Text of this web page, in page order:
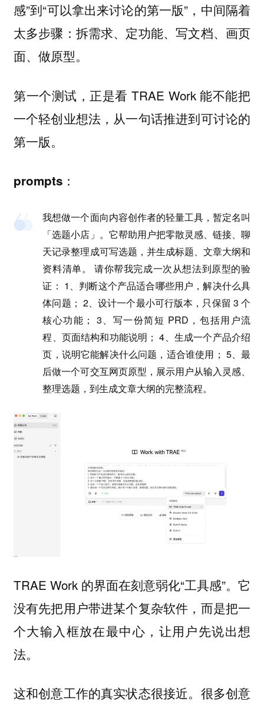
感”到“可以拿出来讨论的第一版”，中间隔着
太多步骤：拆需求、定功能、写文档、画页
面、做原型。
第一个测试，正是看 TRAE Work 能不能把
一个轻创业想法，从一句话推进到可讨论的
第一版。
prompts：
我想做一个面向内容创作者的轻量工具，暂定名叫
「选题小店」。它帮助用户把零散灵感、链接、聊
天记录整理成可写选题，并生成标题、文章大纲和
资料清单。 请你帮我完成一次从想法到原型的验
证： 1、判断这个产品适合哪些用户，解决什么具
体问题； 2、设计一个最小可行版本，只保留 3 个
核心功能； 3、写一份简短 PRD，包括用户流
程、页面结构和功能说明； 4、生成一个产品介绍
页，说明它能解决什么问题，适合谁使用； 5、最
后做一个可交互网页原型，展示用户从输入灵感、
整理选题，到生成文章大纲的完整流程。
TRAE Work 的界面在刻意弱化“工具感”。它
没有先把用户带进某个复杂软件，而是把一
个大输入框放在最中心，让用户先说出想
法。
这和创意工作的真实状态很接近。很多创意